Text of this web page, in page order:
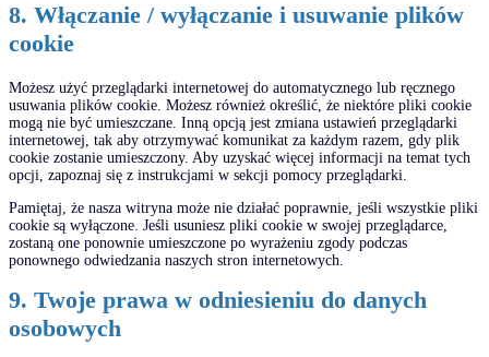
8. Włączanie / wyłączanie i usuwanie plików
cookie
Możesz użyć przeglądarki internetowej do automatycznego lub ręcznego
usuwania plików cookie. Możesz również określić, że niektóre pliki cookie
mogą nie być umieszczane. Inną opcją jest zmiana ustawień przeglądarki
internetowej, tak aby otrzymywać komunikat za każdym razem, gdy plik
cookie zostanie umieszczony. Aby uzyskać więcej informacji na temat tych
opcji, zapoznaj się z instrukcjami w sekcji pomocy przeglądarki.
Pamiętaj, że nasza witryna może nie działać poprawnie, jeśli wszystkie pliki
cookie są wyłączone. Jeśli usuniesz pliki cookie w swojej przeglądarce,
zostaną one ponownie umieszczone po wyrażeniu zgody podczas
ponownego odwiedzania naszych stron internetowych.
9. Twoje prawa w odniesieniu do danych
osobowych